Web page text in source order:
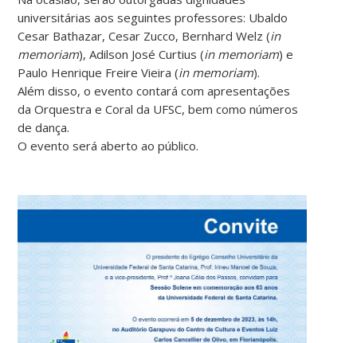
universitárias aos seguintes professores: Ubaldo
Cesar Bathazar, Cesar Zucco, Bernhard Welz (in
memoriam), Adilson José Curtius (in memoriam) e
Paulo Henrique Freire Vieira (in memoriam).
Além disso, o evento contará com apresentações
da Orquestra e Coral da UFSC, bem como números
de dança.
O evento será aberto ao público.